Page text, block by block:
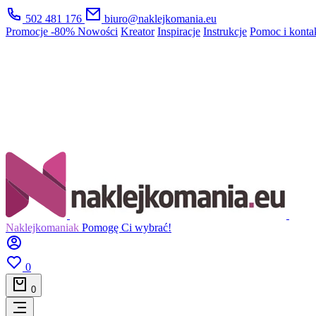
502 481 176
biuro@naklejkomania.eu
Promocje -80% Nowości Kreator Inspiracje Instrukcje Pomoc i
Naklejkomaniak Pomogę Ci wybrać!
0
0